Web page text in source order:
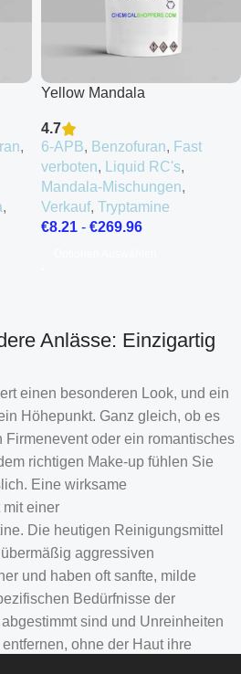
,
,
Yellow Mandala
4.7
6-APB, Benzofuran, Fast
verboten, Liquid RC's,
Mandala-Mischungen,
Verkauf, Tryptamine
€8.21 - €269.96
Anlässe: Einzigartig
einen besonderen Look, und ein
Höhepunkt. Ganz gleich, ob es
oder ein romantisches
richtigen Make-up fühlen Sie
Eine wirksame
mit einer
Die heutigen Reinigungsmittel
aggressiven
und haben oft sanfte, milde
Bedürfnisse der
sind und Unreinheiten
ohne der Haut ihre
Estonian
Croatian